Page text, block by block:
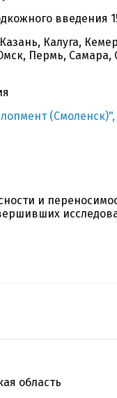
введения
Калуга,
Пермь, Самара,
(Смоленск)",
и
область